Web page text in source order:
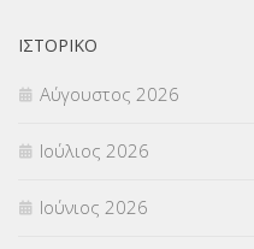
ΟΙΚΟΝΟΜΙΚΑ ΘΕΜΑΤΑ
Π.Ε.Κ. ΗΡΑΚΛΕΙΟΥ
ΠΑΝΕΛΛΑΔΙΚΕΣ ΕΞΕΤΑΣΕΙΣ
ΠΡΟΚΗΡΥΞΕΙΣ
ΙΣΤΟΡΙΚΌ
Αύγουστος 2026
Ιούλιος 2026
Ιούνιος 2026